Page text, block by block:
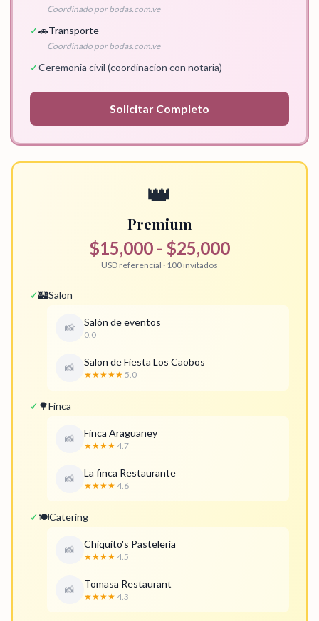
Coordinado por bodas.com.ve
✓🚗Transporte
Coordinado por bodas.com.ve
✓Ceremonia civil (coordinacion con notaria)
Solicitar Completo
👑
Premium
$15,000 - $25,000
USD referencial · 100 invitados
✓🏰Salon
📸 Salón de eventos
0.0
📸 Salon de Fiesta Los Caobos
★★★★★ 5.0
✓ 🌳Finca
📸 Finca Araguaney
★★★★ 4.7
📸 La finca Restaurante
★★★★ 4.6
✓🍽️Catering
📸 Chiquito's Pastelería
★★★★ 4.5
📸 Tomasa Restaurant
★★★★ 4.3